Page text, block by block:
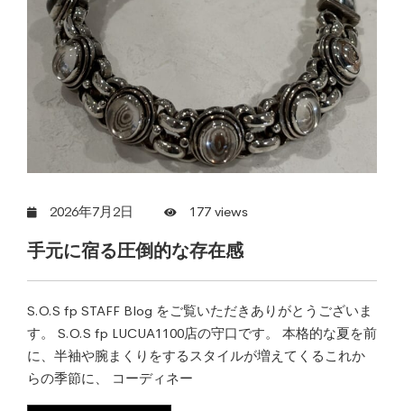
2026年7月2日 177 views
手元に宿る圧倒的な存在感
S.O.S fp STAFF Blog をご覧いただきありがとうございま
す。 S.O.S fp LUCUA1100店の守口です。 本格的な夏を前
に、半袖や腕まくりをするスタイルが増えてくるこれか
らの季節に、 コーディネー